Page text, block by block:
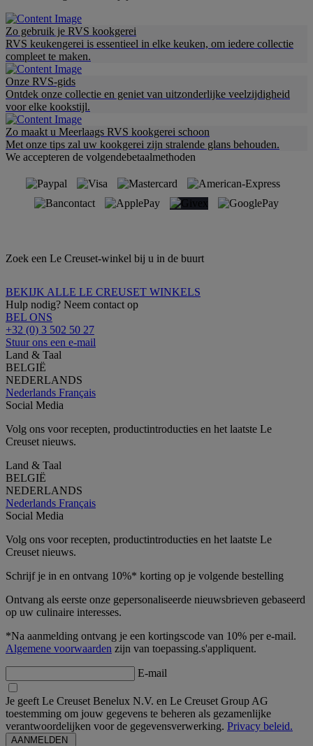
Zo gebruik je RVS kookgerei
RVS keukengerei is essentieel in elke keuken, om iedere collectie
compleet te maken.
Onze RVS-gids
Ontdek onze collectie en geniet van uitzonderlijke veelzijdigheid
voor elke kookstijl.
Zo maakt u Meerlaags RVS kookgerei schoon
Met onze tips zal uw kookgerei zijn stralende glans behouden.
We accepteren de volgendebetaalmethoden
Zoek een Le Creuset-winkel bij u in de buurt
BEKIJK ALLE LE CREUSET WINKELS
Hulp nodig? Neem contact op
BEL ONS
+32 (0) 3 502 50 27
Stuur ons een e-mail
Land & Taal
BELGIË
NEDERLANDS
Nederlands Français
Social Media
Volg ons voor recepten, productintroducties en het laatste Le
Creuset nieuws.
Land & Taal
BELGIË
NEDERLANDS
Nederlands Français
Social Media
Volg ons voor recepten, productintroducties en het laatste Le
Creuset nieuws.
Schrijf je in en ontvang 10%* korting op je volgende bestelling
Ontvang als eerste onze gepersonaliseerde nieuwsbrieven gebaseerd
op uw culinaire interesses.
*Na aanmelding ontvang je een kortingscode van 10% per e-mail.
Algemene voorwaarden zijn van toepassing.s'appliquent.
E-mail
Je geeft Le Creuset Benelux N.V. en Le Creuset Group AG
toestemming om jouw gegevens te beheren als gezamenlijke
verantwoordelijken voor de gegevensverwerking. Privacy beleid.